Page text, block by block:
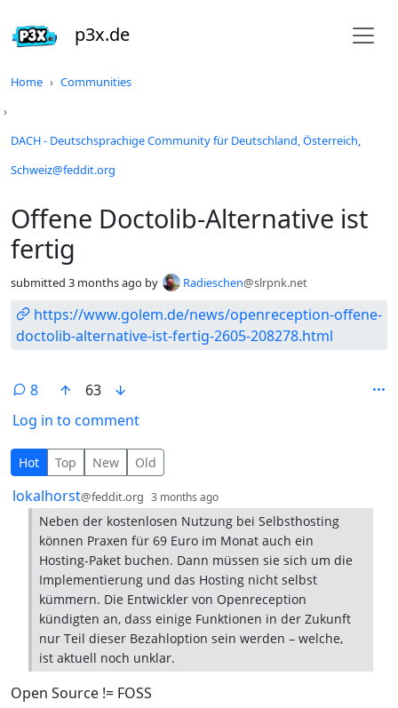
p3x.de
Home Communities
DACH - Deutschsprachige Community für Deutschland, Österreich,
Schweiz@feddit.org
Offene Doctolib-Alternative ist
fertig
submitted 3 months ago by Radieschen@slrpnk.net
https://www.golem.de/news/openreception-offene-
doctolib-alternative-ist-fertig-2605-208278.html
8
63
Log in to comment
8 Comments
Hot Top New Old
by
lokalhorst@feddit.org 3 months ago
Neben der kostenlosen Nutzung bei Selbsthosting
können Praxen für 69 Euro im Monat auch ein
Hosting-Paket buchen. Dann müssen sie sich um die
Implementierung und das Hosting nicht selbst
kümmern. Die Entwickler von Openreception
kündigten an, dass einige Funktionen in der Zukunft
nur Teil dieser Bezahloption sein werden – welche,
ist aktuell noch unklar.
Open Source != FOSS
Do not click this